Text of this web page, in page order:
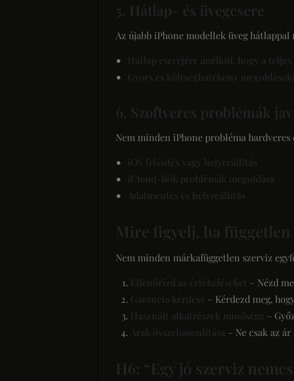
5. Hátlap- és üvegcsere
Az újabb iPhone modellek üveg
Hátlap cseréjére anélkül, hogy a
Gyors és költséghatékony
6. Szoftveres problémák
Nem minden iPhone probléma
iOS frissítés vagy helyreállítás
iCloud-fiók problémák megoldása
Adatmentés és helyreállítás
Mire figyelj, ha független
Nem minden márkafüggetlen szerviz
Ellenőrizd az értékeléseket – Nézd
Garancia kérdése – Kérdezd meg,
Használt alkatrészek minősége –
Árak összehasonlítása
– Ne csak az
H6: “Egy jó szerviz